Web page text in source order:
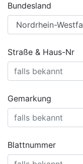
Bundesland
Straße & Haus-Nr
Gemarkung
Blattnummer